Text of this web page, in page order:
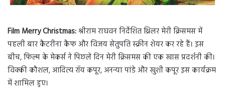
Film Merry Christmas:श्रीराम राघवन निर्देशित थ्रिलर मेरी क्रिसमस में
पहली बार कैटरीना कैफ और विजय सेतुपति स्क्रीन शेयर कर रहे हैं। इस
बीच, फिल्म के मेकर्स ने पिछले दिन मेरी क्रिसमस की एक खास प्रदर्शनी की।
विक्की कौशल, आदित्य रॉय कपूर, अनन्या पांडे और खुशी कपूर इस कार्यक्रम
में शामिल हुए।